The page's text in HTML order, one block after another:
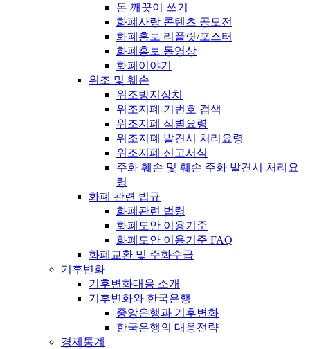
돈 깨끗이 쓰기
화폐사랑 콘텐츠 공모전
화폐홍보 리플릿/포스터
화폐홍보 동영상
화폐이야기
위조 및 훼손
위조방지장치
위조지폐 기번호 검색
위조지폐 식별요령
위조지폐 발견시 처리요령
위조지폐 신고서식
주화 훼손 및 훼손 주화 발견시 처리요
령
화폐 관련 법규
화폐관련 법령
화폐도안 이용기준
화폐도안 이용기준 FAQ
화폐교환 및 주화수급
기후변화
기후변화대응 소개
기후변화와 한국은행
중앙은행과 기후변화
한국은행의 대응전략
경제통계